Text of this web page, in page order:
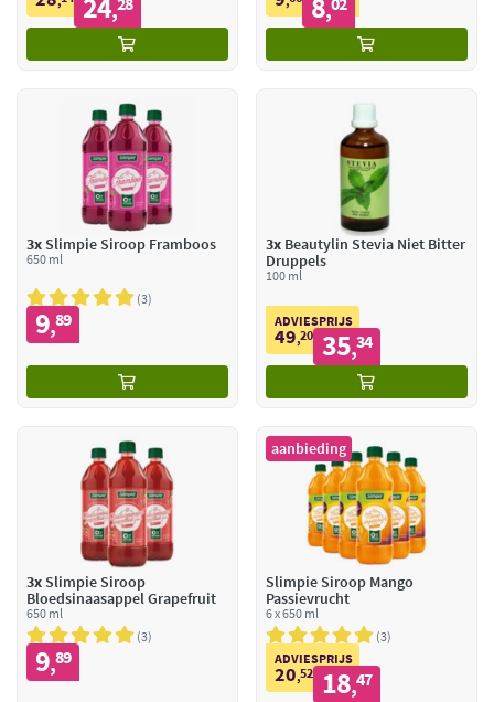
, ,
3x Slimpie Siroop Framboos
650 ml
3
9,89
3xBeautylin Stevia Niet Bitter
Druppels
100 ml
ADVIESPRIJS
49,20 35,34
3x Slimpie Siroop
Bloedsinaasappel Grapefruit
650 ml
3
9,89
aanbieding
Slimpie Siroop Mango
Passievrucht
6 x 650 ml
3
ADVIESPRIJS
20,52 18,47